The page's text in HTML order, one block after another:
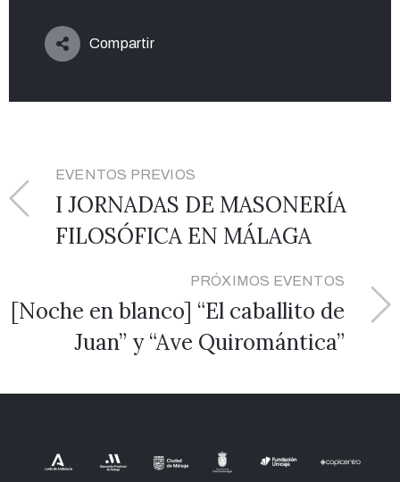
Compartir
EVENTOS PREVIOS
I JORNADAS DE MASONERÍA
FILOSÓFICA EN MÁLAGA
PRÓXIMOS EVENTOS
[Noche en blanco] “El caballito de
Juan” y “Ave Quiromántica”